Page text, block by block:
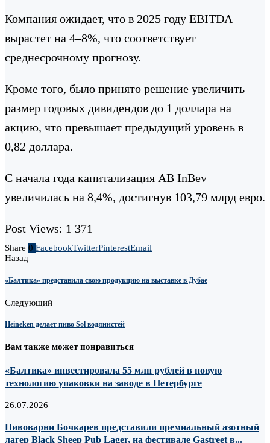
Компания ожидает, что в 2025 году EBITDA
вырастет на 4–8%, что соответствует
среднесрочному прогнозу.
Кроме того, было принято решение увеличить
размер годовых дивидендов до 1 доллара на
акцию, что превышает предыдущий уровень в
0,82 доллара.
С начала года капитализация AB InBev
увеличилась на 8,4%, достигнув 103,79 млрд евро.
Post Views: 1 371
Share 0 FacebookTwitterPinterestEmail
Назад
«Балтика» представила свою продукцию на выставке в Дубае
Следующий
Heineken делает пиво Sol водянистей
Вам также может понравиться
«Балтика» инвестировала 55 млн рублей в новую
технологию упаковки на заводе в Петербурге
26.07.2026
Пивоварни Бочкарев представили премиальный азотный
лагер Black Sheep Pub Lager, на фестивале Gastreet в...